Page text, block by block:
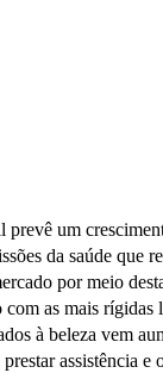
um
da saúde que
por meio
as mais
à beleza vem